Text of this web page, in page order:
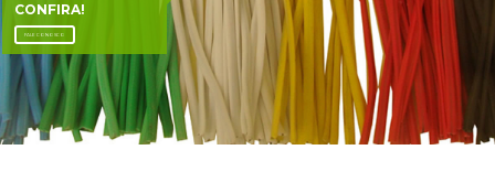
CONFIRA!
FALE CONOSCO